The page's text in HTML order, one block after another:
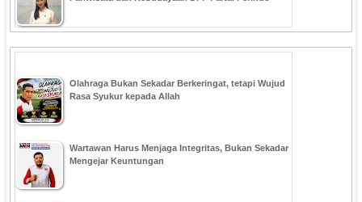
Olahraga Bukan Sekadar Berkeringat, tetapi Wujud
Rasa Syukur kepada Allah
Wartawan Harus Menjaga Integritas, Bukan Sekadar
Mengejar Keuntungan